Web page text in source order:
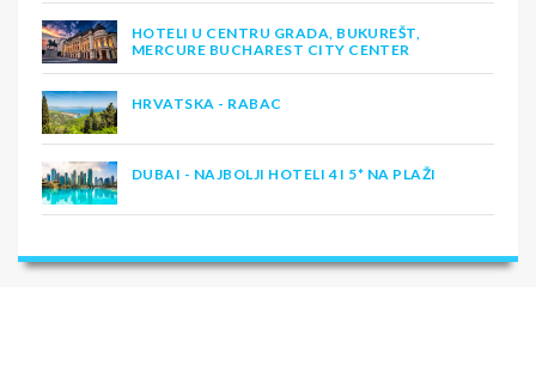
HOTELI U CENTRU GRADA, BUKUREŠT,
MERCURE BUCHAREST CITY CENTER
HRVATSKA - RABAC
DUBAI - NAJBOLJI HOTELI 4 I 5* NA PLAŽI